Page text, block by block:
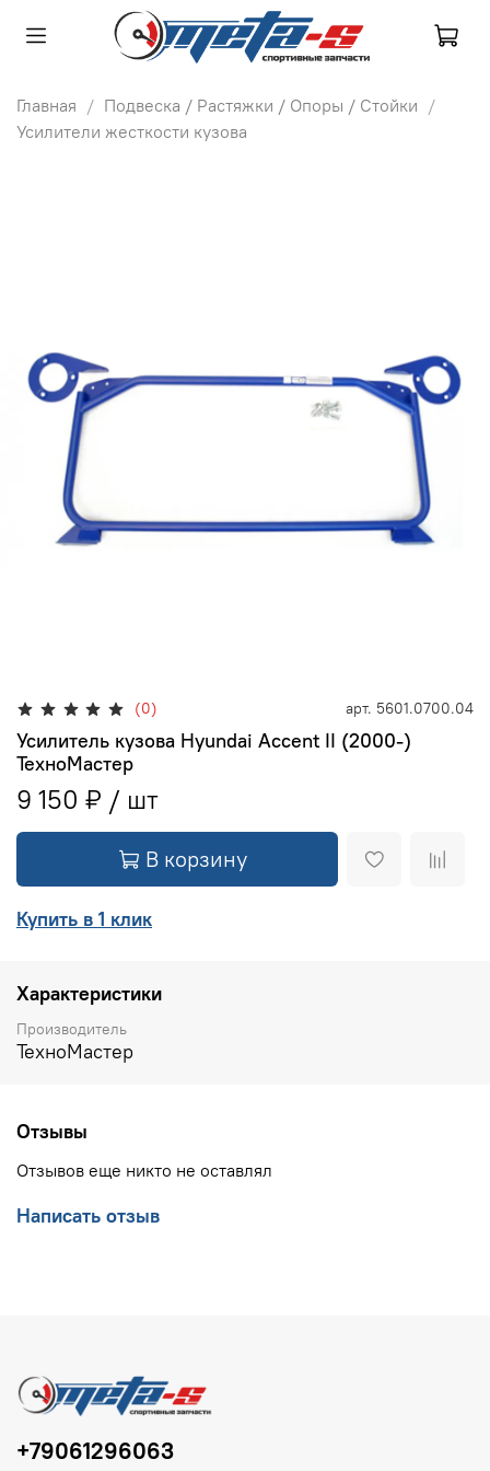
Главная
Подвеска / Растяжки / Опоры / Стойки
Усилители жесткости кузова
(0) арт. 5601.0700.04
Усилитель кузова Hyundai Accent II (2000-)
ТехноМастер
9 150 ₽
В корзину
Купить в 1 клик
Характеристики
Производитель
ТехноМастер
Отзывы
Отзывов еще никто не оставлял
Написать отзыв
+79061296063